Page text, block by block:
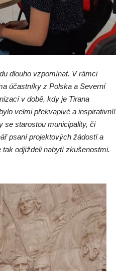
dlouho vzpomínat. V rámci
účastníky z Polska a Severní
v době, kdy je Tirana
velmi překvapivé a inspirativní!
se starostou municipality, či
psaní projektových žádostí a
odjíždeli nabytí zkušenostmi.